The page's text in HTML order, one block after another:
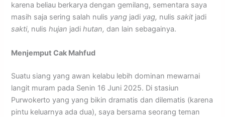
karena beliau berkarya dengan gemilang, sementara saya
masih saja sering salah nulis yang jadi yag, nulissakit jadi
sakti, nulishujan jadihutan, dan lain sebagainya.
Menjemput Cak Mahfud
Suatu siang yang awan kelabu lebih dominan mewarnai
langit muram pada Senin 16 Juni 2025. Di stasiun
Purwokerto yang yang bikin dramatis dan dilematis (karena
pintu keluarnya ada dua), saya bersama seorang teman